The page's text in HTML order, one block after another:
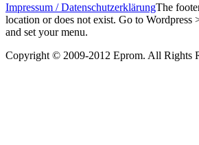
Impressum / DatenschutzerklärungThe
location or does not exist. Go to Wordpress
and set your menu.
Copyright © 2009-2012 Eprom. All Rights